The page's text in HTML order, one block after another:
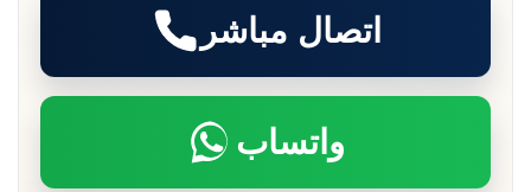
اتصال مباشر
واتساب